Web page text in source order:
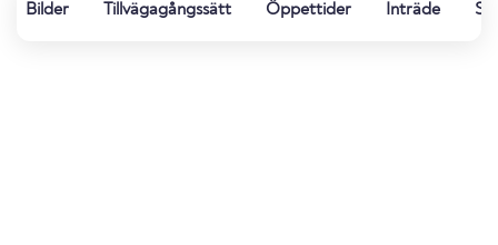
Bilder Tillvägagångssätt Öppettider Inträde